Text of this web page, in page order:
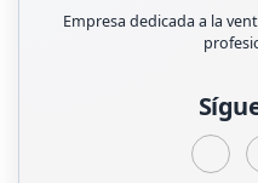
Empresa dedicada a la